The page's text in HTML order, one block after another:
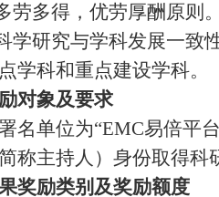
劳多得，优劳厚酬原则
学研究与学科发展一致
学科和重点建设学科。
象及要求
单位为“EMC易倍平台
称主持人）身份取得
励类别及奖励额度